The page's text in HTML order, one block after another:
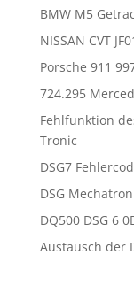
BMW M5
NISSAN CVT
Porsche 911
724.295
Fehlfunktion
Tronic
DSG7
DSG
DQ500 DSG 6
Austausch der